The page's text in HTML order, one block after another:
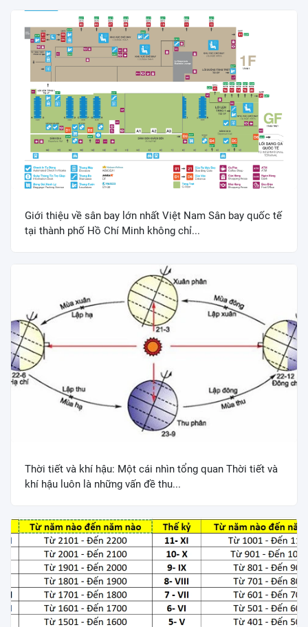
Giới thiệu về sân bay lớn nhất Việt Nam Sân bay quốc tế
tại thành phố Hồ Chí Minh không chỉ...
Thời tiết và khí hậu: Một cái nhìn tổng quan Thời tiết và
khí hậu luôn là những vấn đề thu...